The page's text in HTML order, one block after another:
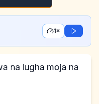
1×
na lugha moja na